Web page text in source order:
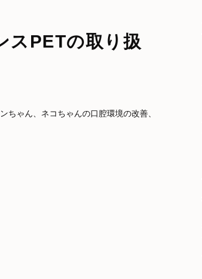
スPETの取り扱
ちゃん、ネコちゃんの口腔環境の改善、